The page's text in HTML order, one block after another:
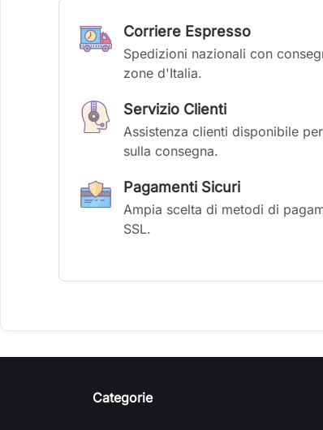
Corriere Espresso
Spedizioni nazionali con
zone d'Italia.
Servizio Clienti
Assistenza clienti disponibile
sulla consegna.
Pagamenti Sicuri
Ampia scelta di metodi di
SSL.
Categorie